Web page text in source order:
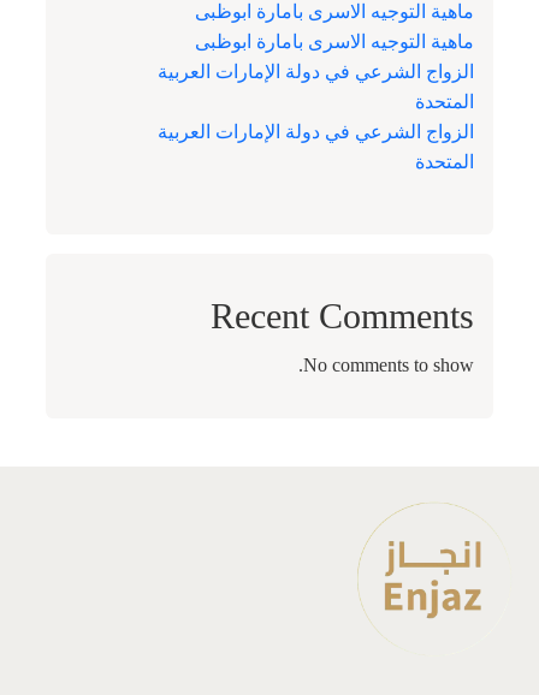
ماهية التوجيه الاسرى بامارة ابوظبى
ماهية التوجيه الاسرى بامارة ابوظبى
الزواج الشرعي في دولة الإمارات العربية
المتحدة
الزواج الشرعي في دولة الإمارات العربية
المتحدة
Recent Comments
No comments to show.